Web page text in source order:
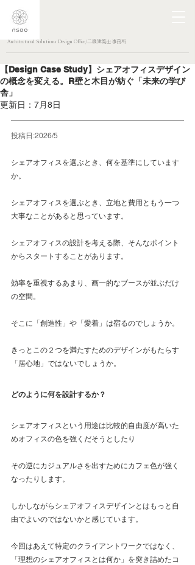
Architectural Solutions Design Office/二級建築士事務所
【Design Case Study】シェアオフィスデザイン
の概念を変える。R壁と木目が紡ぐ「未来の学び
舎」
更新日： 7月8日
投稿日:2026/5
シェアオフィスを選ぶとき、何を基準にしています
か。
シェアオフィスを選ぶとき、立地と費用ともう一つ
大事なことがあると思っています。
シェアオフィスの設計を考える際、そんなポイント
からスタートすることがあります。
効率を重視するあまり、画一的なブースが並ぶだけ
の空間。
そこに「創造性」や「愛着」は宿るのでしょうか。
きっとこの２つを満たすためのデザインがもたらす
「居心地」ではないでしょうか。
どのように何を設計するか？
シェアオフィスという用途は比較的自由度が高いた
めオフィスの色を強くだそうとしたり
その逆にカジュアルさを出すためにカフェ色が強く
なったりします。
しかしながらシェアオフィスデザインとはもっと自
由でよいのではないかと感じています。
今回はあえて特定のクライアントワークではなく、
「理想のシェアオフィスとは何か」を突き詰めたコ